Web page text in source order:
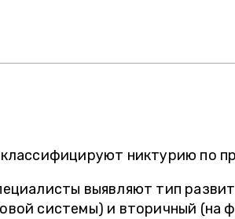
классифицируют никтурию по
выявляют тип
системы) и вторичный (на